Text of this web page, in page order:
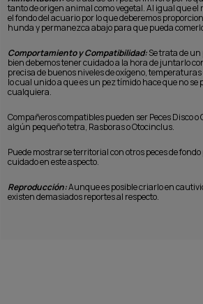
tanto de origen animal como vegetal. Al igual que el
el fondo del acuario por lo que deberemos
hunda y permanezca abajo para que pueda
Comportamiento y Compatibilidad:Se trata de
bien debemos tener cuidado a la hora de juntarlo
precisa de buenos niveles de oxígeno,
lo cual unido a que es un pez tímido hace que no
cualquiera.
Compañeros compatibles pueden ser Peces Disco o
algún pequeño tetra, Rasboras o Otocinclus.
Puede mostrarse territorial con otros peces de
cuidado en este aspecto.
Reproducción:Aunque es posible criarlo en
existen demasiados reportes al respecto.